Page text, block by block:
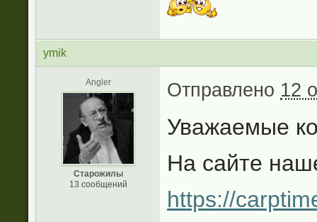
ymik
Angler
Старожилы
13 сообщений
Отправлено 12
Уважаемые
На сайте
https://